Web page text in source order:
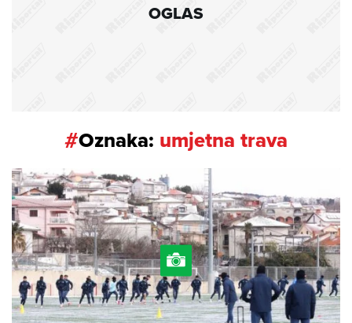
OGLAS
#Oznaka: umjetna trava